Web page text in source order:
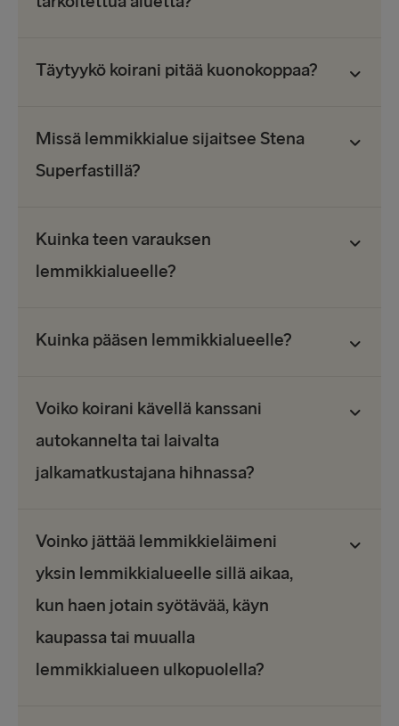
Täytyykö koirani pitää kuonokoppaa?
Missä lemmikkialue sijaitsee Stena
Superfastillä?
Kuinka teen varauksen
lemmikkialueelle?
Kuinka pääsen lemmikkialueelle?
Voiko koirani kävellä kanssani
autokannelta tai laivalta
jalkamatkustajana hihnassa?
Voinko jättää lemmikkieläimeni
yksin lemmikkialueelle sillä aikaa,
kun haen jotain syötävää, käyn
kaupassa tai muualla
lemmikkialueen ulkopuolella?